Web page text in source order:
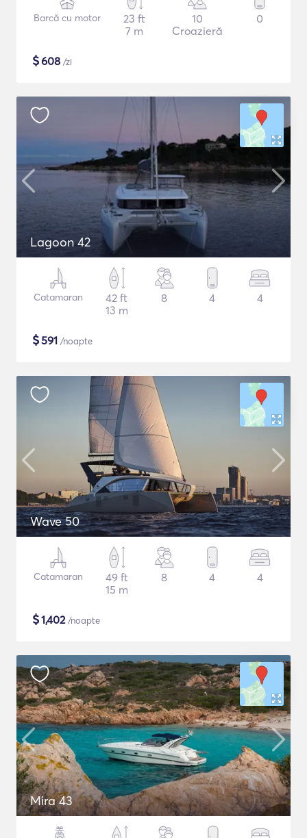
Barcă cu motor
23 ft
7 m
10
Croazieră
0
$608 /zi
Lagoon 42
Catamaran
42 ft
13 m
8 4 4
$591 /noapte
Wave 50
Catamaran
49 ft
15 m
8 4 4
$1,402/noapte
Mira 43